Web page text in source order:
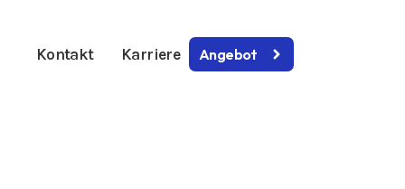
Kontakt Karriere Angebot